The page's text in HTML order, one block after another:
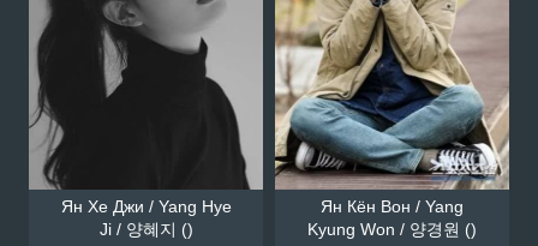
Ян Хе Джи / Yang Hye
Ji / 양혜지 ()
Ян Кён Вон / Yang
Kyung Won / 양경원 ()